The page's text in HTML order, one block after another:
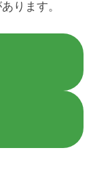
ります。